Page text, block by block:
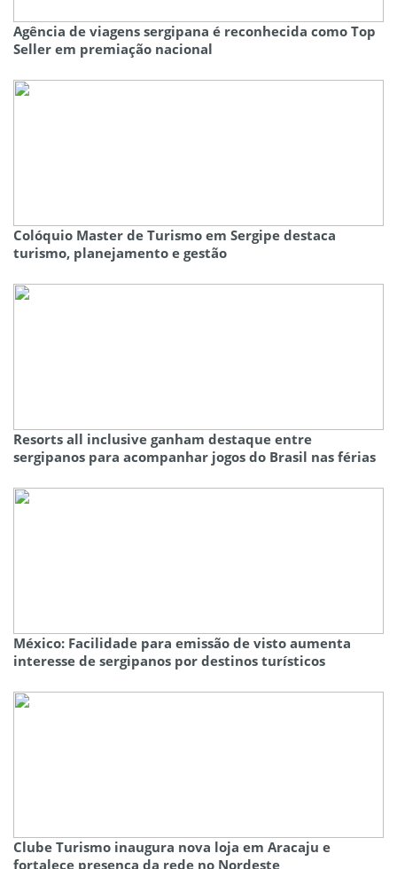
Agência de viagens sergipana é reconhecida como Top
Seller em premiação nacional
Colóquio Master de Turismo em Sergipe destaca
turismo, planejamento e gestão
Resorts all inclusive ganham destaque entre
sergipanos para acompanhar jogos do Brasil nas férias
México: Facilidade para emissão de visto aumenta
interesse de sergipanos por destinos turísticos
Clube Turismo inaugura nova loja em Aracaju e
fortalece presença da rede no Nordeste